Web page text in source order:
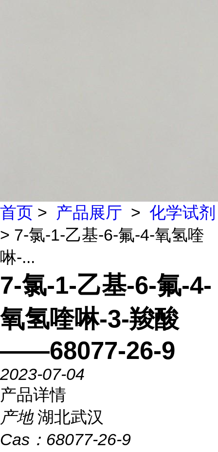
首页 > 产品展厅 > 化学试剂
> 7-氯-1-乙基-6-氟-4-氧氢喹
啉-...
7-氯-1-乙基-6-氟-4-
氧氢喹啉-3-羧酸
——68077-26-9
2023-07-04
产品详情
产地 湖北武汉
Cas： 68077-26-9